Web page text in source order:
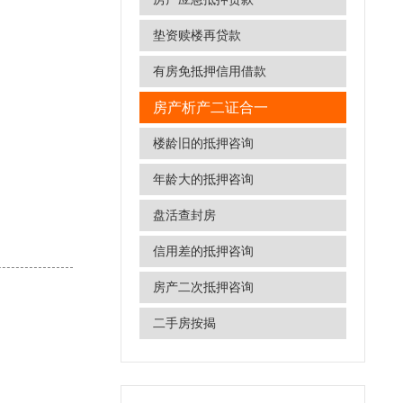
垫资赎楼再贷款
有房免抵押信用借款
房产析产二证合一
楼龄旧的抵押咨询
年龄大的抵押咨询
盘活查封房
信用差的抵押咨询
房产二次抵押咨询
二手房按揭